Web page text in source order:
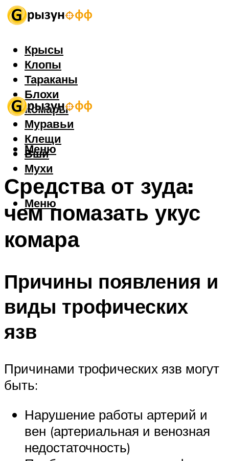
Крысы
Клопы
Тараканы
Блохи
Комары
Муравьи
Клещи
Вши
Мухи
Меню
Меню
Средства от зуда:
чем помазать укус
комара
Причины появления и
виды трофических
язв
Причинами трофических язв могут
быть:
Нарушение работы артерий и
вен (артериальная и венозная
недостаточность)